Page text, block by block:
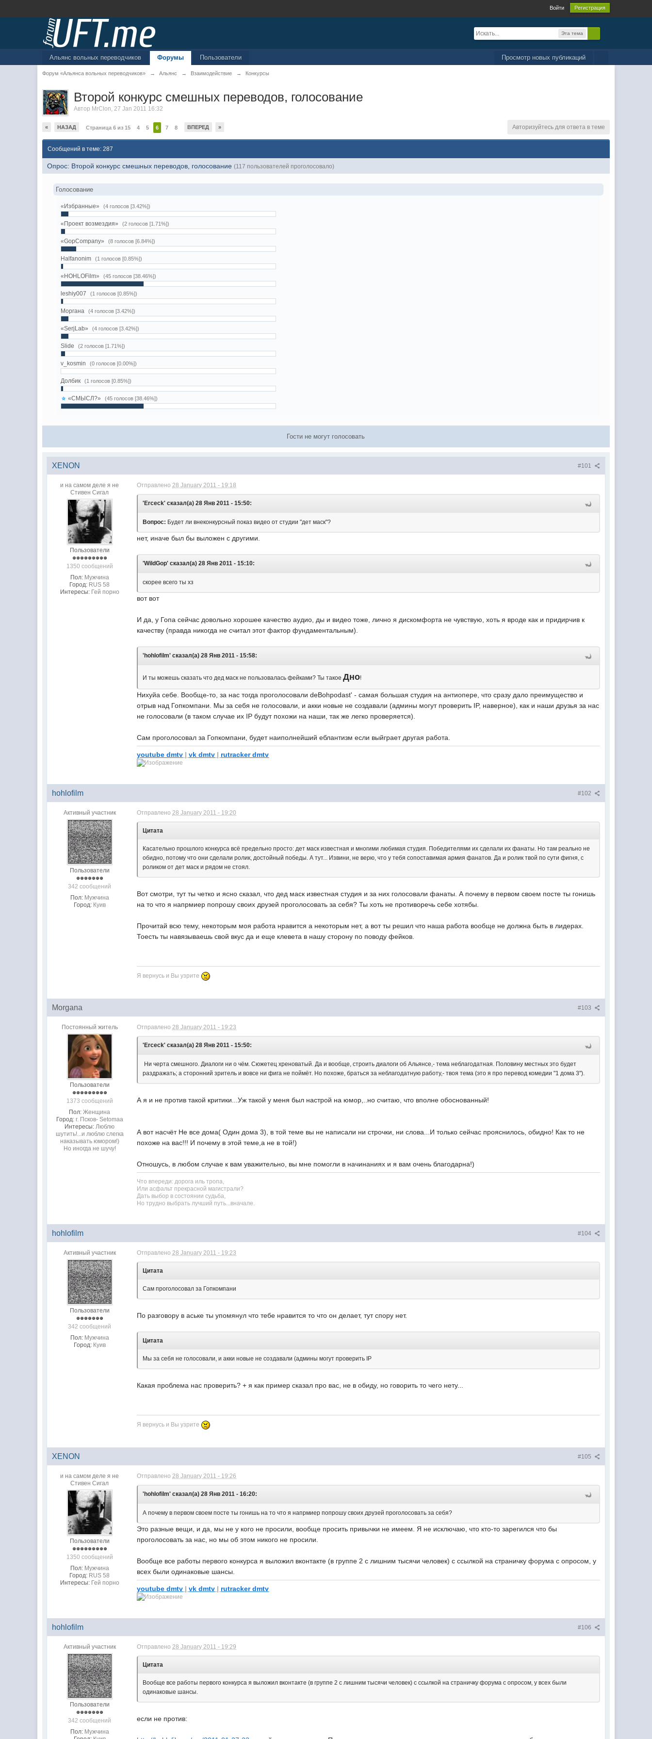
Войти Регистрация
Эта тема
Просмотр новых публикаций
Альянс вольных переводчиков Форумы Пользователи
Форум «Альянса вольных переводчиков» → Альянс → Взаимодействие → Конкурсы
Второй конкурс смешных переводов, голосование
Автор MrClon,27 Jan 2011 16:32
« НАЗАД Страница 6 из 15 4 5 6 7 8 ВПЕРЕД » Авторизуйтесь для ответа в теме
Сообщений в теме: 287
Опрос: Второй конкурс смешных переводов, голосование(117 пользователей проголосовало)
Голосование
«Избранные» (4 голосов [3.42%])
«Проект возмездия» (2 голосов [1.71%])
«GopCompany» (8 голосов [6.84%])
Halfanonim (1 голосов [0.85%])
«HOHLOFilm» (45 голосов [38.46%])
leshiy007 (1 голосов [0.85%])
Моргана (4 голосов [3.42%])
«SerjLab» (4 голосов [3.42%])
Slide (2 голосов [1.71%])
v_kosmin (0 голосов [0.00%])
Долбик (1 голосов [0.85%])
«СМЫСЛ?» (45 голосов [38.46%])
Гости не могут голосовать
#101
XENON
и на самом деле я не
Стивен Сигал
Пользователи
1350 сообщений
Пол: Мужчина
Город: RUS 58
Интересы: Гей порно
Отправлено28 January 2011 - 19:18
'Erceck' сказал(а) 28 Янв 2011 - 15:50:
Вопрос: Будет ли внеконкурсный показ видео от студии "дет маск"?
нет, иначе был бы выложен с другими.
'WildGop' сказал(а) 28 Янв 2011 - 15:10:
скорее всего ты хз
вот вот
И да, у Гопа сейчас довольно хорошее качество аудио, ды и видео тоже, лично я дискомфорта не чувствую, хоть я вроде как и придирчив к
качеству (правда никогда не считал этот фактор фундаментальным).
'hohlofilm' сказал(а) 28 Янв 2011 - 15:58:
И ты можешь сказать что дед маск не пользовалась фейками? Ты такоеДно!
Нихуйа себе. Вообще-то, за нас тогда проголосовали deBohpodast' - самая большая студия на антиопере, что сразу дало преимущество и
отрыв над Гопкомпани. Мы за себя не голосовали, и акки новые не создавали (админы могут проверить IP, наверное), как и наши друзья за нас
не голосовали (в таком случае их IP будут похожи на наши, так же легко проверяется).
Сам проголосовал за Гопкомпани, будет наиполнейший еблантизм если выйграет другая работа.
youtube dmtv |vk dmtv | rutracker dmtv
#102
hohlofilm
Активный участник
Пользователи
342 сообщений
Пол: Мужчина
Город: Куив
Отправлено28 January 2011 - 19:20
Цитата
Касательно прошлого конкурса всё предельно просто: дет маск известная и многими любимая студия. Победителями их сделали их фанаты. Но там реально не
обидно, потому что они сделали ролик, достойный победы. А тут... Извини, не верю, что у тебя сопоставимая армия фанатов. Да и ролик твой по сути фигня, с
роликом от дет маск и рядом не стоял.
Вот смотри, тут ты четко и ясно сказал, что дед маск известная студия и за них голосовали фанаты. А почему в первом своем посте ты гонишь
на то что я напрмиер попрошу своих друзей проголосовать за себя? Ты хоть не противоречь себе хотябы.
Прочитай всю тему, некоторым моя работа нравится а некоторым нет, а вот ты решил что наша работа вообще не должна быть в лидерах.
Тоесть ты навязываешь свой вкус да и еще клевета в нашу сторону по поводу фейков.
Я вернусь и Вы узрите
#103
Morgana
Постоянный житель
Пользователи
1373 сообщений
Пол: Женщина
Город: г. Псков- Setomaa
Интересы: Люблю
шутить!...и люблю слегка
наказывать юмором!)
Но иногда не шучу!
Отправлено28 January 2011 - 19:23
'Erceck' сказал(а) 28 Янв 2011 - 15:50:
Ни черта смешного. Диалоги ни о чём. Сюжетец хреноватый. Да и вообще, строить диалоги об Альянсе,- тема неблагодатная. Половину местных это будет
раздражать; а сторонний зритель и вовсе ни фига не поймёт. Но похоже, браться за неблагодатную работу,- твоя тема (это я про перевод комедии "1 дома 3").
А я и не против такой критики...Уж такой у меня был настрой на юмор,..но считаю, что вполне обоснованный!
А вот насчёт Не все дома( Один дома 3), в той теме вы не написали ни строчки, ни слова...И только сейчас прояснилось, обидно! Как то не
похоже на вас!!! И почему в этой теме,а не в той!)
Отношусь, в любом случае к вам уважительно, вы мне помогли в начинаниях и я вам очень благодарна!)
Что впереди: дорога иль тропа,
Или асфальт прекрасной магистрали?
Дать выбор в состоянии судьба,
Но трудно выбрать лучший путь...вначале.
#104
hohlofilm
Активный участник
Пользователи
342 сообщений
Пол: Мужчина
Город: Куив
Отправлено28 January 2011 - 19:23
Цитата
Сам проголосовал за Гопкомпани
По разговору в аське ты упомянул что тебе нравится то что он делает, тут спору нет.
Цитата
Мы за себя не голосовали, и акки новые не создавали (админы могут проверить IP
Какая проблема нас проверить? + я как пример сказал про вас, не в обиду, но говорить то чего нету...
Я вернусь и Вы узрите
#105
XENON
и на самом деле я не
Стивен Сигал
Пользователи
1350 сообщений
Пол: Мужчина
Город: RUS 58
Интересы: Гей порно
Отправлено28 January 2011 - 19:26
'hohlofilm' сказал(а) 28 Янв 2011 - 16:20:
А почему в первом своем посте ты гонишь на то что я напрмиер попрошу своих друзей проголосовать за себя?
Это разные вещи, и да, мы не у кого не просили, вообще просить привычки не имеем. Я не исключаю, что кто-то зарегился что бы
проголосовать за нас, но мы об этом никого не просили.
Вообще все работы первого конкурса я выложил вконтакте (в группе 2 с лишним тысячи человек) с ссылкой на страничку форума с опросом, у
всех были одинаковые шансы.
youtube dmtv |vk dmtv | rutracker dmtv
#106
hohlofilm
Активный участник
Пользователи
342 сообщений
Пол: Мужчина
Отправлено28 January 2011 - 19:29
Цитата
Вообще все работы первого конкурса я выложил вконтакте (в группе 2 с лишним тысячи человек) с ссылкой на страничку форума с опросом, у всех были
одинаковые шансы.
если не против: